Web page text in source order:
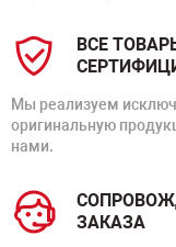
ВСЕ
Мы реализуем
оригинальную
нами.
ЗАКАЗА